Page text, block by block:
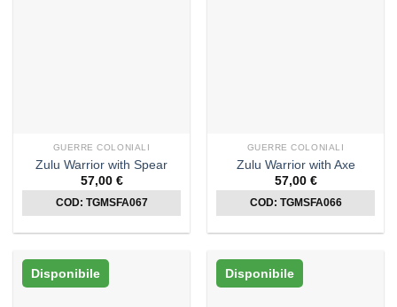
GUERRE COLONIALI
Zulu Warrior with Spear
57,00 €
COD: TGMSFA067
GUERRE COLONIALI
Zulu Warrior with Axe
57,00 €
COD: TGMSFA066
Disponibile Disponibile